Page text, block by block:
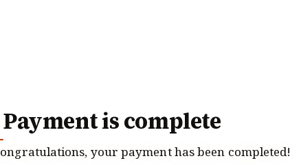
Payment is complete
ongratulations, your payment has been completed!